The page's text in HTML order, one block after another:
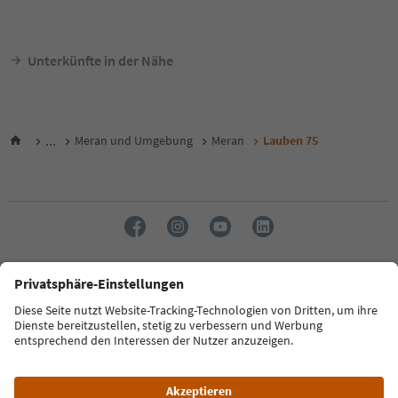
Unterkünfte in der Nähe
... Meran und Umgebung Meran Lauben 75
Sprache: Deutsch
FAQ Kontakt Presse MICE Datenschutzerklärung
Zugänglichkeitserklärung